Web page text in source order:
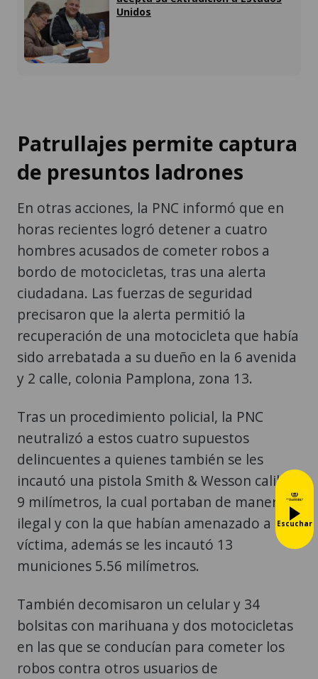
Unidos
Patrullajes permite captura
de presuntos ladrones
En otras acciones, la PNC informó que en
horas recientes logró detener a cuatro
hombres acusados de cometer robos a
bordo de motocicletas, tras una alerta
ciudadana. Las fuerzas de seguridad
precisaron que la alerta permitió la
recuperación de una motocicleta que había
sido arrebatada a su dueño en la 6 avenida
y 2 calle, colonia Pamplona, zona 13.
Tras un procedimiento policial, la PNC
neutralizó a estos cuatro supuestos
delincuentes a quienes también se les
incautó una pistola Smith & Wesson calibre
9 milímetros, la cual portaban de manera
ilegal y con la que habían amenazado a la
víctima, además se les incautó 13
municiones 5.56 milímetros.
También decomisaron un celular y 34
bolsitas con marihuana y dos motocicletas
en las que se conducían para cometer los
robos contra otros usuarios de
Escuchar